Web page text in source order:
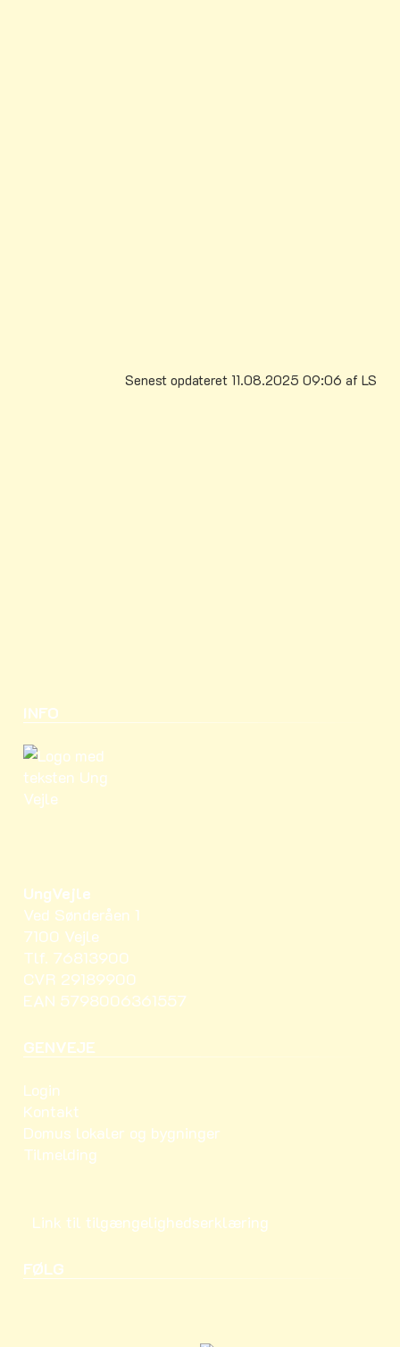
Senest opdateret 11.08.2025 09:06 af LS
INFO
UngVejle
Ved Sønderåen 1
7100 Vejle
Tlf. 76813900
CVR 29189900
EAN 5798006361557
GENVEJE
Login
Kontakt
Domus lokaler og bygninger
Tilmelding
Link til tilgængelighedserklæring
FØLG